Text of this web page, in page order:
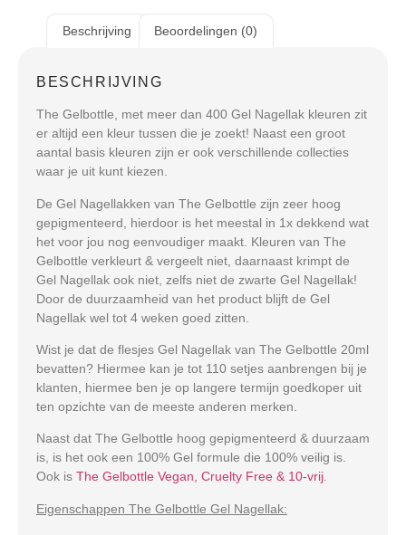
Beschrijving Beoordelingen (0)
BESCHRIJVING
The Gelbottle, met meer dan 400 Gel Nagellak kleuren zit
er altijd een kleur tussen die je zoekt! Naast een groot
aantal basis kleuren zijn er ook verschillende collecties
waar je uit kunt kiezen.
De Gel Nagellakken van The Gelbottle zijn zeer hoog
gepigmenteerd, hierdoor is het meestal in 1x dekkend wat
het voor jou nog eenvoudiger maakt. Kleuren van The
Gelbottle verkleurt & vergeelt niet, daarnaast krimpt de
Gel Nagellak ook niet, zelfs niet de zwarte Gel Nagellak!
Door de duurzaamheid van het product blijft de Gel
Nagellak wel tot 4 weken goed zitten.
Wist je dat de flesjes Gel Nagellak van The Gelbottle 20ml
bevatten? Hiermee kan je tot 110 setjes aanbrengen bij je
klanten, hiermee ben je op langere termijn goedkoper uit
ten opzichte van de meeste anderen merken.
Naast dat The Gelbottle hoog gepigmenteerd & duurzaam
is, is het ook een 100% Gel formule die 100% veilig is.
Ook is The Gelbottle Vegan, Cruelty Free & 10-vrij.
Eigenschappen The Gelbottle Gel Nagellak: